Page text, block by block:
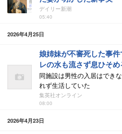
デイリー新潮
05:40
2026年4月25日
娘姉妹が不審死した事
レの水も流さず息ひそめ
同施設は男性の入居はでき
れず生活していた
集英社オンライン
08:00
2026年4月23日